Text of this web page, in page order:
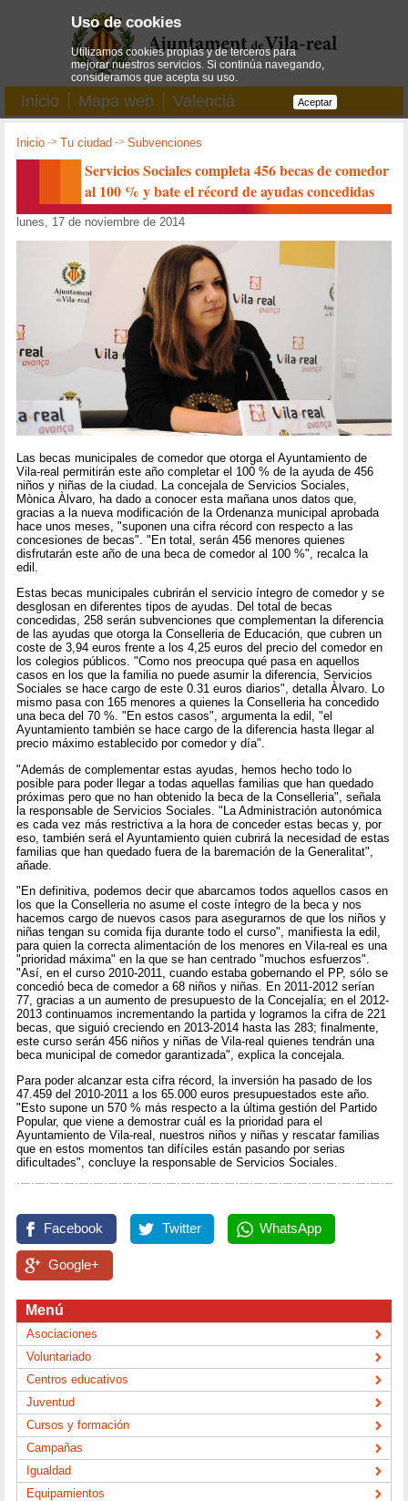
Inicio Mapa web Valencià
Inicio ->Tu ciudad ->Subvenciones
Servicios Sociales completa 456 becas de comedor
al 100 % y bate el récord de ayudas concedidas
lunes, 17 de noviembre de 2014
Las becas municipales de comedor que otorga el Ayuntamiento de
Vila-real permitirán este año completar el 100 % de la ayuda de 456
niños y niñas de la ciudad. La concejala de Servicios Sociales,
Mònica Àlvaro, ha dado a conocer esta mañana unos datos que,
gracias a la nueva modificación de la Ordenanza municipal aprobada
hace unos meses, "suponen una cifra récord con respecto a las
concesiones de becas". "En total, serán 456 menores quienes
disfrutarán este año de una beca de comedor al 100 %", recalca la
edil.
Estas becas municipales cubrirán el servicio íntegro de comedor y se
desglosan en diferentes tipos de ayudas. Del total de becas
concedidas, 258 serán subvenciones que complementan la diferencia
de las ayudas que otorga la Conselleria de Educación, que cubren un
coste de 3,94 euros frente a los 4,25 euros del precio del comedor en
los colegios públicos. "Como nos preocupa qué pasa en aquellos
casos en los que la familia no puede asumir la diferencia, Servicios
Sociales se hace cargo de este 0.31 euros diarios", detalla Àlvaro. Lo
mismo pasa con 165 menores a quienes la Conselleria ha concedido
una beca del 70 %. "En estos casos", argumenta la edil, "el
Ayuntamiento también se hace cargo de la diferencia hasta llegar al
precio máximo establecido por comedor y día".
"Además de complementar estas ayudas, hemos hecho todo lo
posible para poder llegar a todas aquellas familias que han quedado
próximas pero que no han obtenido la beca de la Conselleria", señala
la responsable de Servicios Sociales. "La Administración autonómica
es cada vez más restrictiva a la hora de conceder estas becas y, por
eso, también será el Ayuntamiento quien cubrirá la necesidad de estas
familias que han quedado fuera de la baremación de la Generalitat",
añade.
"En definitiva, podemos decir que abarcamos todos aquellos casos en
los que la Conselleria no asume el coste íntegro de la beca y nos
hacemos cargo de nuevos casos para asegurarnos de que los niños y
niñas tengan su comida fija durante todo el curso", manifiesta la edil,
para quien la correcta alimentación de los menores en Vila-real es una
"prioridad máxima" en la que se han centrado "muchos esfuerzos".
"Así, en el curso 2010-2011, cuando estaba gobernando el PP, sólo se
concedió beca de comedor a 68 niños y niñas. En 2011-2012 serían
77, gracias a un aumento de presupuesto de la Concejalía; en el 2012-
2013 continuamos incrementando la partida y logramos la cifra de 221
becas, que siguió creciendo en 2013-2014 hasta las 283; finalmente,
este curso serán 456 niños y niñas de Vila-real quienes tendrán una
beca municipal de comedor garantizada", explica la concejala.
Para poder alcanzar esta cifra récord, la inversión ha pasado de los
47.459 del 2010-2011 a los 65.000 euros presupuestados este año.
"Esto supone un 570 % más respecto a la última gestión del Partido
Popular, que viene a demostrar cuál es la prioridad para el
Ayuntamiento de Vila-real, nuestros niños y niñas y rescatar familias
que en estos momentos tan difíciles están pasando por serias
dificultades", concluye la responsable de Servicios Sociales.
Facebook Twitter WhatsApp
Google+
Menú
Asociaciones
Voluntariado
Centros educativos
Juventud
Cursos y formación
Campañas
Igualdad
Equipamientos
Uso de cookies
Utilizamos cookies propias y de terceros para
mejorar nuestros servicios. Si continúa navegando,
consideramos que acepta su uso.
Aceptar